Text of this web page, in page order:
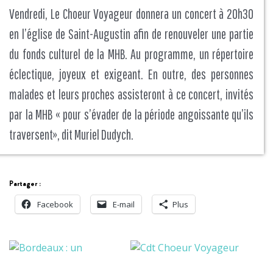
Vendredi, Le Choeur Voyageur donnera un concert à 20h30
en l’église de Saint-Augustin afin de renouveler une partie
du fonds culturel de la MHB. Au programme, un répertoire
éclectique, joyeux et exigeant. En outre, des personnes
malades et leurs proches assisteront à ce concert, invités
par la MHB « pour s’évader de la période angoissante qu’ils
traversent», dit Muriel Dudych.
Partager :
Facebook
E-mail Plus